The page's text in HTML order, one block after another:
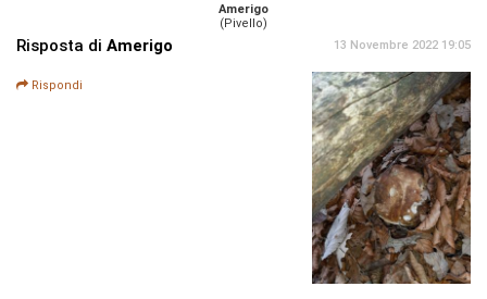
Amerigo
(Pivello)
Risposta di Amerigo 13 Novembre 2022 19:05
Rispondi